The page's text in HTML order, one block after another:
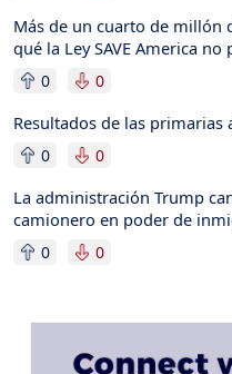
Más de un cuarto de millón
qué la Ley SAVE America no
0 0
Resultados de las primarias
0 0
La administración Trump
camionero en poder de
0 0